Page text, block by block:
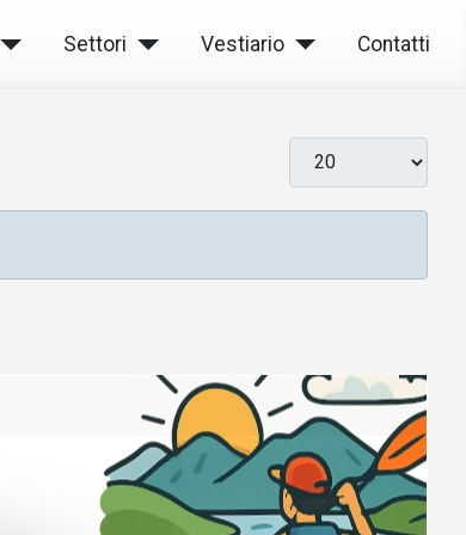
Settori Vestiario Contatti
Visualizza #